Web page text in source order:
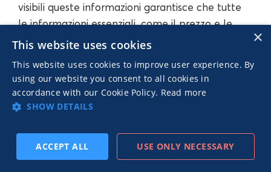
visibili queste informazioni garantisce che tutte
le informazioni essenziali, come il prezzo e le
specifiche, vengano visualizzate sulle
Crea solide basi tecniche per il sito
Per migliorare il tuo GEO, dovresti:
×
This website uses cookies
This website uses cookies to improve user experience. By
using our website you consent to all cookies in
accordance with our Cookie Policy. Read more
SHOW DETAILS
ACCEPT ALL USE ONLY NECESSARY